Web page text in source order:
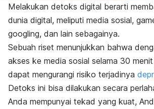
Melakukan detoks digital berarti
dunia digital, meliputi media sosial,
googling, dan lain sebagainya.
Sebuah riset menunjukkan bahwa
akses ke media sosial selama 30
dapat mengurangi risiko terjadinya
Detoks ini bisa dilakukan secara
Anda mempunyai tekad yang kuat,